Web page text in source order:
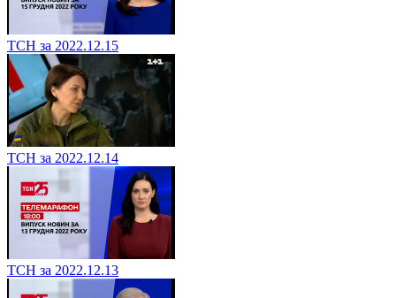
ТСН за 2022.12.15
ТСН за 2022.12.14
ТСН за 2022.12.13